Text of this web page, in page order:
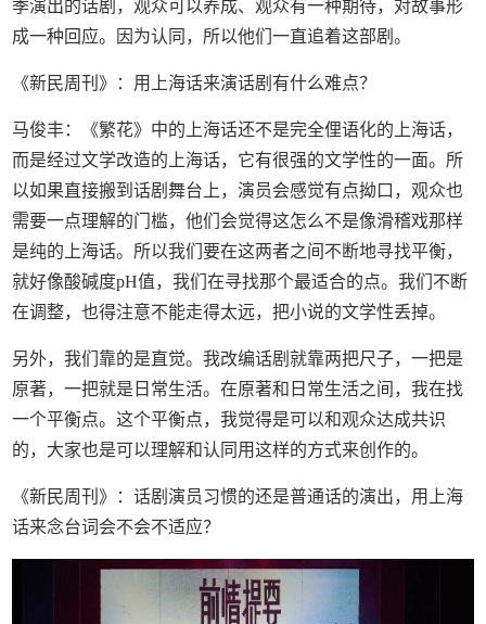
季演出的话剧，观众可以养成、观众有一种期待，对故事形
成一种回应。因为认同，所以他们一直追着这部剧。
《新民周刊》：用上海话来演话剧有什么难点？
马俊丰：《繁花》中的上海话还不是完全俚语化的上海话，
而是经过文学改造的上海话，它有很强的文学性的一面。所
以如果直接搬到话剧舞台上，演员会感觉有点拗口，观众也
需要一点理解的门槛，他们会觉得这怎么不是像滑稽戏那样
是纯的上海话。所以我们要在这两者之间不断地寻找平衡，
就好像酸碱度pH值，我们在寻找那个最适合的点。我们不断
在调整，也得注意不能走得太远，把小说的文学性丢掉。
另外，我们靠的是直觉。我改编话剧就靠两把尺子，一把是
原著，一把就是日常生活。在原著和日常生活之间，我在找
一个平衡点。这个平衡点，我觉得是可以和观众达成共识
的，大家也是可以理解和认同用这样的方式来创作的。
《新民周刊》：话剧演员习惯的还是普通话的演出，用上海
话来念台词会不会不适应？